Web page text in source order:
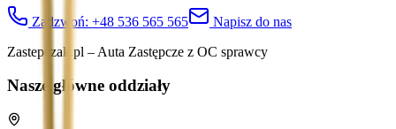
Zadzwoń: +48 536 565 565
Napisz do nas
Zastepczak.pl – Auta Zastępcze z OC sprawcy
Nasze główne oddziały